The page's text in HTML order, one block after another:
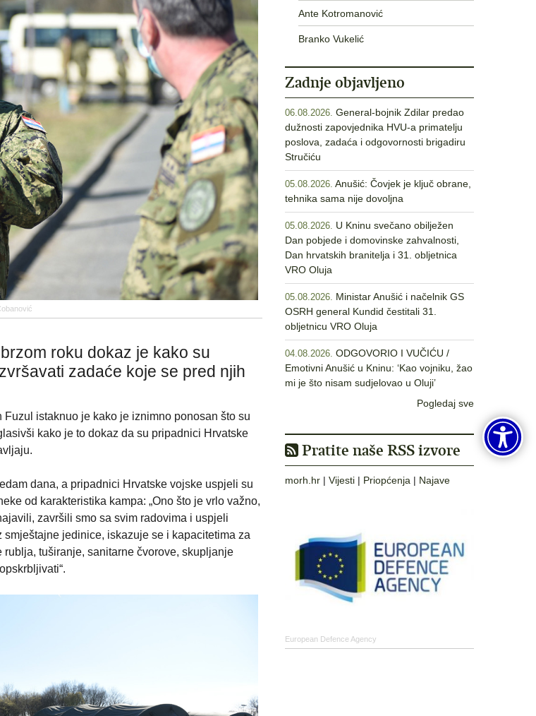
roku dokaz je kako su
zadaće koje se pred njih
istaknuo je kako je iznimno ponosan što su
kako je to dokaz da su pripadnici Hrvatske
dana, a pripadnici Hrvatske vojske uspjeli su
od karakteristika kampa: „Ono što je vrlo važno,
završili smo sa svim radovima i uspjeli
jedinice, iskazuje se i kapacitetima za
tuširanje, sanitarne čvorove, skupljanje
Ante Kotromanović
Branko Vukelić
Zadnje objavljeno
06.08.2026. General-bojnik Zdilar predao
dužnosti zapovjednika HVU-a primatelju
poslova, zadaća i odgovornosti brigadiru
Stručiću
05.08.2026. Anušić: Čovjek je ključ obrane,
tehnika sama nije dovoljna
05.08.2026. U Kninu svečano obilježen
Dan pobjede i domovinske zahvalnosti,
Dan hrvatskih branitelja i 31. obljetnica
VRO Oluja
05.08.2026. Ministar Anušić i načelnik GS
OSRH general Kundid čestitali 31.
obljetnicu VRO Oluja
04.08.2026. ODGOVORIO I VUČIĆU /
Emotivni Anušić u Kninu: ‘Kao vojniku, žao
mi je što nisam sudjelovao u Oluji’
Pogledaj sve
Pratite naše RSS izvore
morh.hr | Vijesti | Priopćenja | Najave
European Defence Agency